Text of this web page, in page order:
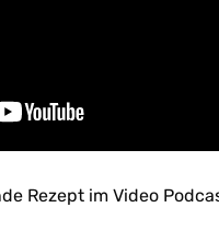
Rezept im Video